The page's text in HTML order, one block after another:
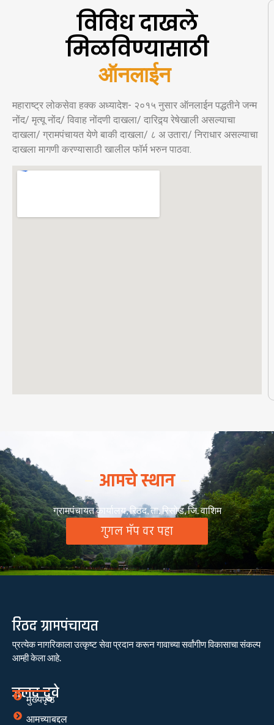
विविध दाखले
मिळविण्यासाठी
ऑनलईन अ
महाराष्ट्र लोकसेवा हक्क अध्यादेश- २०१५ नुसार ऑनलाईन पद्धतीने जन्म
नोंद/ मृत्यू नोंद/ विवाह नोंदणी दाखला/ दारिद्र्य रेषेखाली असल्याचा
दाखला/ ग्रामपंचायत येणे बाकी दाखला/ ८ अ उतारा/ निराधार असल्याचा
दाखला मागणी करण्यासाठी खालील फॉर्म भरुन पाठवा.
आमचे स्थान
ग्रामपंचायत कार्यालय, रिठद, ता. रिसोड, जि. वाशिम
गुगल मॅप वर पहा
रिठद ग्रामपंचायत
प्रत्येक नागरिकाला उत्कृष्ट सेवा प्रदान करून गावाच्या सर्वांगीण विकासाचा संकल्प
आम्ही केला आहे.
जलद दुवे
मुख्यपृष्ठ
आमच्याबद्दल